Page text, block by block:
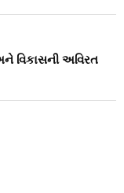
વિકાસની અવિરત